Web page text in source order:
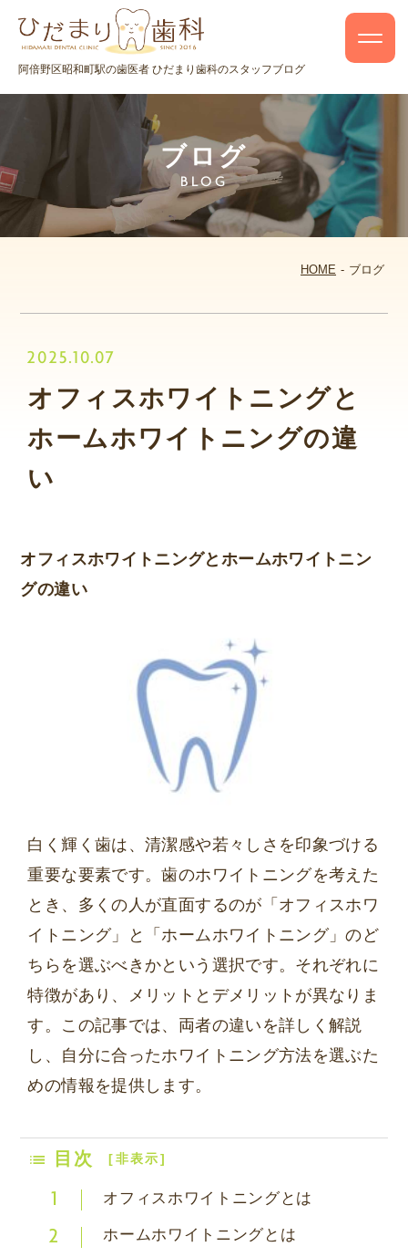
阿倍野区昭和町駅の歯医者 ひだまり歯科のスタッフブログ
ブログ
BLOG
HOME ブログ
2025.10.07
オフィスホワイトニングと
ホームホワイトニングの違
い
オフィスホワイトニングとホームホワイトニン
グの違い
白く輝く歯は、清潔感や若々しさを印象づける
重要な要素です。歯のホワイトニングを考えた
とき、多くの人が直面するのが「オフィスホワ
イトニング」と「ホームホワイトニング」のど
ちらを選ぶべきかという選択です。それぞれに
特徴があり、メリットとデメリットが異なりま
す。この記事では、両者の違いを詳しく解説
し、自分に合ったホワイトニング方法を選ぶた
めの情報を提供します。
目次 [非表示]
1 オフィスホワイトニングとは
2 ホームホワイトニングとは